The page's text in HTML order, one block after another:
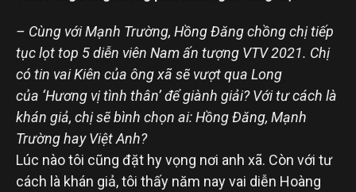
– Cùng với Mạnh Trường, Hồng Đăng chồng chị tiếp
tục lọt top 5 diễn viên Nam ấn tượng VTV 2021. Chị
có tin vai Kiên của ông xã sẽ vượt qua Long
của ‘Hương vị tình thân’ để giành giải? Với tư cách là
khán giả, chị sẽ bình chọn ai: Hồng Đăng, Mạnh
Trường hay Việt Anh?
Lúc nào tôi cũng đặt hy vọng nơi anh xã. Còn với tư
cách là khán giả, tôi thấy năm nay vai diễn Hoàng